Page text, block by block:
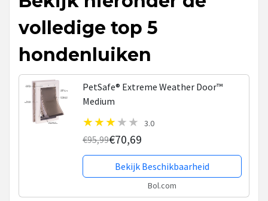
volledige top 5
hondenluiken
PetSafe® Extreme Weather Door™
Medium
3.0
€95,99€70,69
Bekijk Beschikbaarheid
Bol.com